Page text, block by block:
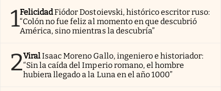
1FelicidadFiódor Dostoievski, histórico escritor ruso:
“Colón no fue feliz al momento en que descubrió
América, sino mientras la descubría”
2ViralIsaac Moreno Gallo, ingeniero e historiador:
“Sin la caída del Imperio romano, el hombre
hubiera llegado a la Luna en el año 1000”